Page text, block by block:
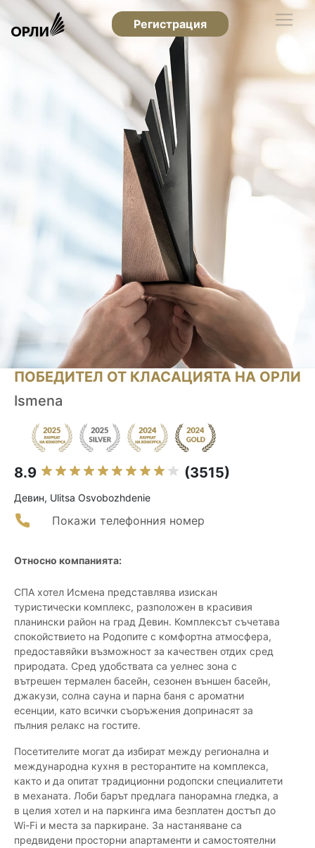
Регистрация
ПОБЕДИТЕЛ ОТ КЛАСАЦИЯТА НА ОРЛИ
Ismena
8.9 (3515)
Девин, Ulitsa Osvobozhdenie
Покажи телефонния номер
Относно компанията:
СПА хотел Исмена представлява изискан
туристически комплекс, разположен в красивия
планински район на град Девин. Комплексът съчетава
спокойствието на Родопите с комфортна атмосфера,
предоставяйки възможност за качествен отдих сред
природата. Сред удобствата са уелнес зона с
вътрешен термален басейн, сезонен външен басейн,
джакузи, солна сауна и парна баня с ароматни
есенции, като всички съоръжения допринасят за
пълния релакс на гостите.
Посетителите могат да избират между регионална и
международна кухня в ресторантите на комплекса,
както и да опитат традиционни родопски специалитети
в механата. Лоби барът предлага панорамна гледка, а
в целия хотел и на паркинга има безплатен достъп до
Wi-Fi и места за паркиране. За настаняване са
предвидени просторни апартаменти и самостоятелни